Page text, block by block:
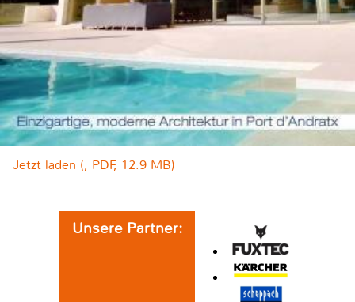
Jetzt laden (, PDF, 12.9 MB)
Unsere Partner: